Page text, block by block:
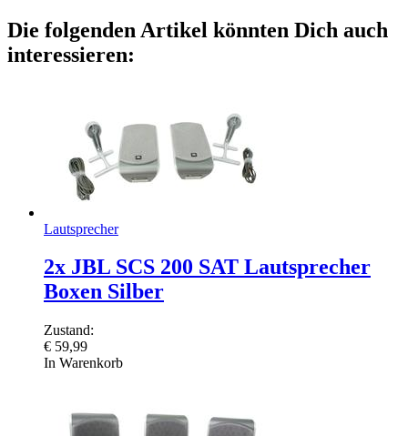
Die folgenden Artikel könnten Dich auch
interessieren:
Lautsprecher
2x JBL SCS 200 SAT Lautsprecher
Boxen Silber
Zustand:
€ 59,99
In Warenkorb